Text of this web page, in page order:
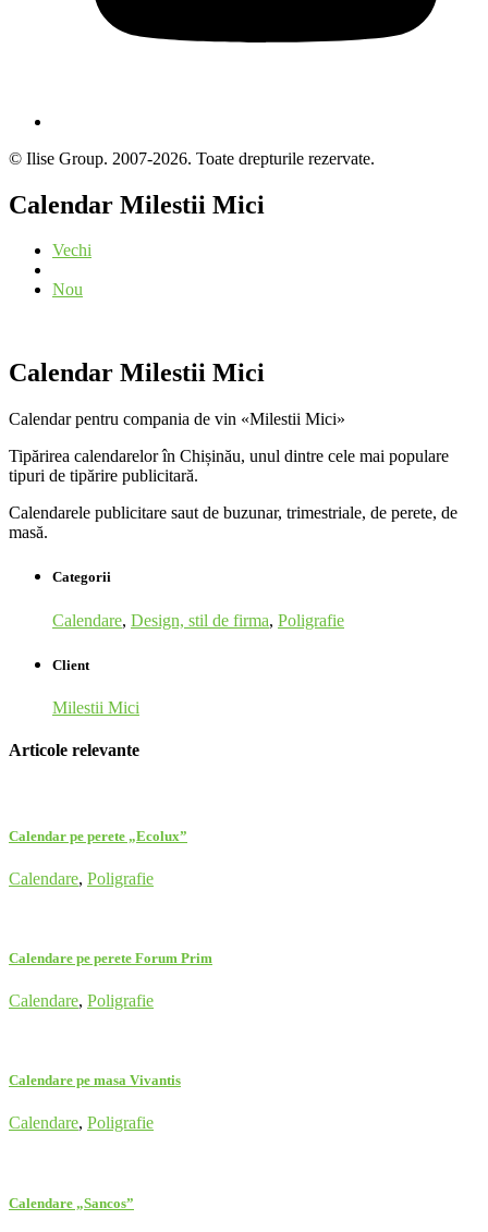
© Ilise Group. 2007-2026. Toate drepturile rezervate.
Calendar Milestii Mici
Vechi
Nou
Calendar Milestii Mici
Calendar pentru compania de vin «Milestii Mici»
Tipărirea calendarelor în Chișinău, unul dintre cele mai populare
tipuri de tipărire publicitară.
Calendarele publicitare saut de buzunar, trimestriale, de perete, de
masă.
Categorii
Calendare, Design, stil de firma, Poligrafie
Client
Milestii Mici
Articole relevante
Calendar pe perete „Ecolux”
Calendare, Poligrafie
Calendare pe perete Forum Prim
Calendare, Poligrafie
Calendare pe masa Vivantis
Calendare, Poligrafie
Calendare „Sancos”